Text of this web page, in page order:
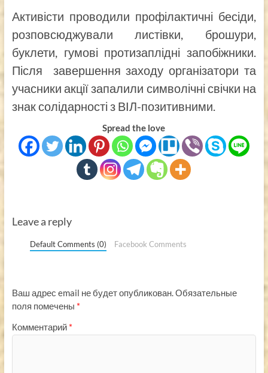
Активісти проводили профілактичні бесіди,
розповсюджували листівки, брошури,
буклети, гумові протизаплідні запобіжники.
Після завершення заходу організатори та
учасники акції запалили символічні свічки на
знак солідарності з ВІЛ-позитивними.
Spread the love
Leave a reply
Default Comments (0) Facebook Comments
Ваш адрес email не будет опубликован.Обязательные
поля помечены *
Комментарий *